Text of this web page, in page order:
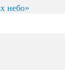
небо»